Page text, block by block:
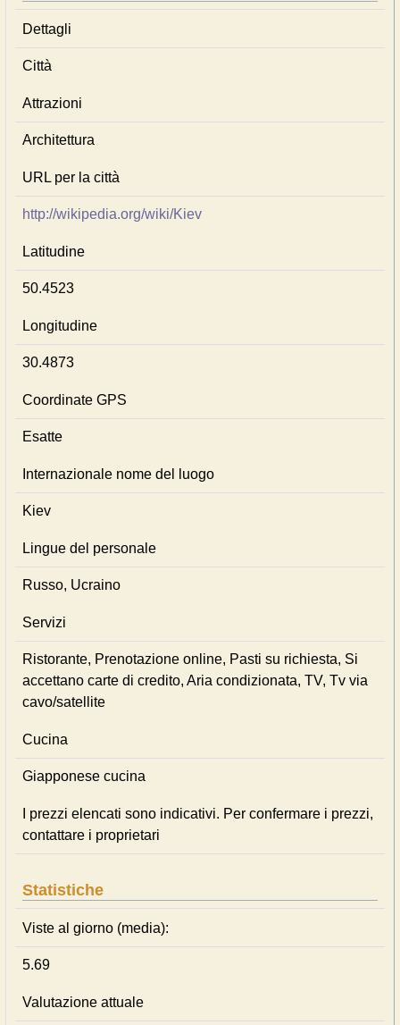
Dettagli
Città
Attrazioni
Architettura
URL per la città
http://wikipedia.org/wiki/Kiev
Latitudine
50.4523
Longitudine
30.4873
Coordinate GPS
Esatte
Internazionale nome del luogo
Kiev
Lingue del personale
Russo, Ucraino
Servizi
Ristorante, Prenotazione online, Pasti su richiesta, Si
accettano carte di credito, Aria condizionata, TV, Tv via
cavo/satellite
Cucina
Giapponese cucina
I prezzi elencati sono indicativi. Per confermare i prezzi,
contattare i proprietari
Statistiche
Viste al giorno (media):
5.69
Valutazione attuale